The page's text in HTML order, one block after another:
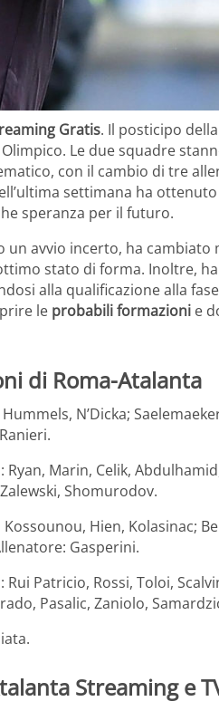
Gratis. Il posticipo della
Le due squadre
con il cambio di tre
settimana ha
speranza per il futuro.
un avvio incerto, ha
stato di forma. Inoltre,
alla qualificazione alla
le probabili formazioni e
di Roma-Atalanta
N’Dicka;
Marin, Celik,
Shomurodov.
Hien, Kolasinac;
Gasperini.
Patricio, Rossi, Toloi,
Pasalic, Zaniolo,
Streaming e